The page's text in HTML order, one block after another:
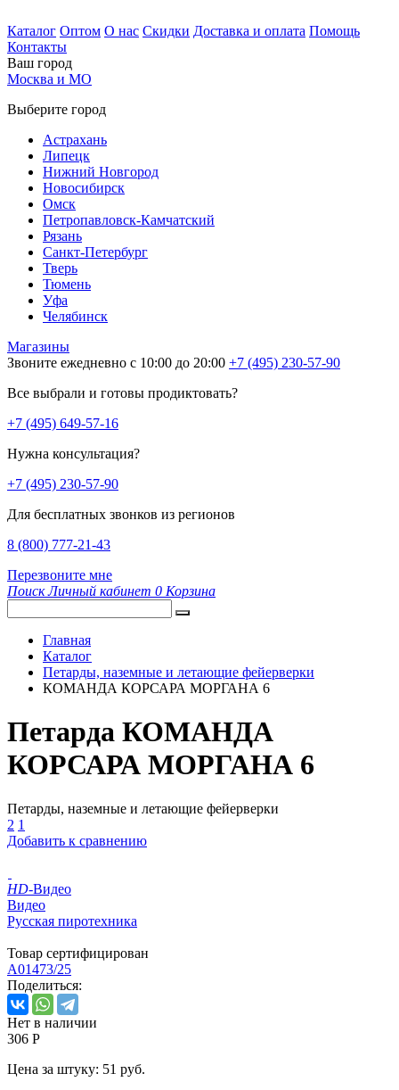
Каталог Оптом О нас Скидки Доставка и оплата Помощь
Контакты
Ваш город
Москва и МО
Выберите город
Астрахань
Липецк
Нижний Новгород
Новосибирск
Омск
Петропавловск-Камчатский
Рязань
Санкт-Петербург
Тверь
Тюмень
Уфа
Челябинск
Магазины
Звоните ежедневно с 10:00 до 20:00 +7 (495) 230-57-90
Все выбрали и готовы продиктовать?
+7 (495) 649-57-16
Нужна консультация?
+7 (495) 230-57-90
Для бесплатных звонков из регионов
8 (800) 777-21-43
Перезвоните мне
Поиск Личный кабинет 0 Корзина
Главная
Каталог
Петарды, наземные и летающие фейерверки
КОМАНДА КОРСАРА МОРГАНА 6
Петарда КОМАНДА
КОРСАРА МОРГАНА 6
Петарды, наземные и летающие фейерверки
2 1
Добавить к сравнению
HD-Видео
Видео
Русская пиротехника
Товар сертифицирован
A01473/25
Поделиться:
Нет в наличии
306 Р
Цена за штуку: 51 руб.